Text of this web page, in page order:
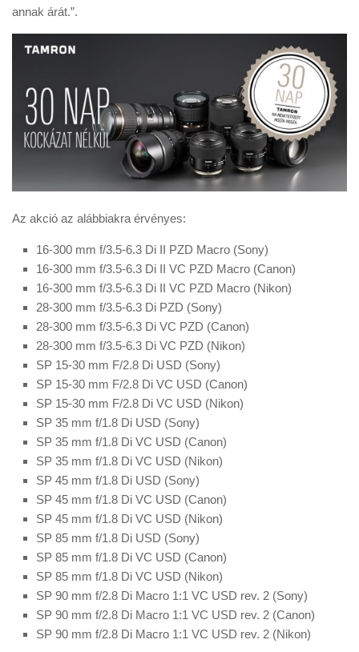
annak árát.”.
Az akció az alábbiakra érvényes:
16-300 mm f/3.5-6.3 Di II PZD Macro (Sony)
16-300 mm f/3.5-6.3 Di II VC PZD Macro (Canon)
16-300 mm f/3.5-6.3 Di II VC PZD Macro (Nikon)
28-300 mm f/3.5-6.3 Di PZD (Sony)
28-300 mm f/3.5-6.3 Di VC PZD (Canon)
28-300 mm f/3.5-6.3 Di VC PZD (Nikon)
SP 15-30 mm F/2.8 Di USD (Sony)
SP 15-30 mm F/2.8 Di VC USD (Canon)
SP 15-30 mm F/2.8 Di VC USD (Nikon)
SP 35 mm f/1.8 Di USD (Sony)
SP 35 mm f/1.8 Di VC USD (Canon)
SP 35 mm f/1.8 Di VC USD (Nikon)
SP 45 mm f/1.8 Di USD (Sony)
SP 45 mm f/1.8 Di VC USD (Canon)
SP 45 mm f/1.8 Di VC USD (Nikon)
SP 85 mm f/1.8 Di USD (Sony)
SP 85 mm f/1.8 Di VC USD (Canon)
SP 85 mm f/1.8 Di VC USD (Nikon)
SP 90 mm f/2.8 Di Macro 1:1 VC USD rev. 2 (Sony)
SP 90 mm f/2.8 Di Macro 1:1 VC USD rev. 2 (Canon)
SP 90 mm f/2.8 Di Macro 1:1 VC USD rev. 2 (Nikon)